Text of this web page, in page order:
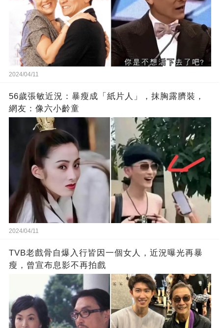
2024/04/11
56歲張敏近況：暴瘦成「紙片人」，抹胸露臍裝，
網友：像六小齡童
2024/04/11
TVB老戲骨自爆入行皆因一個女人，近況曝光再暴
瘦，曾宣布息影不再拍戲